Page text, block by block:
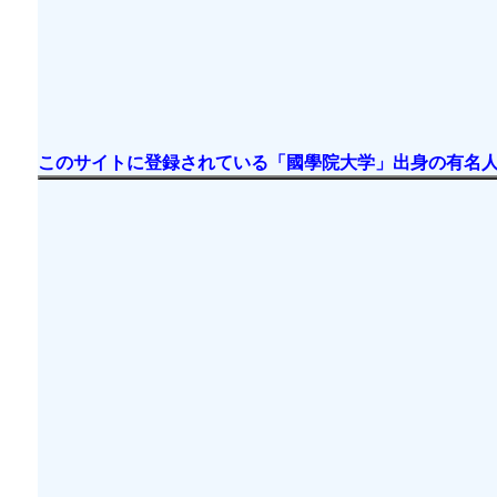
このサイトに登録されている「國學院大学」出身の有名